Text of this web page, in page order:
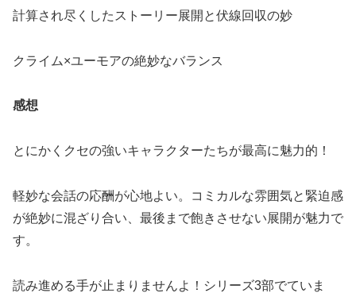
計算され尽くしたストーリー展開と伏線回収の妙
クライム×ユーモアの絶妙なバランス
感想
とにかくクセの強いキャラクターたちが最高に魅力的！
軽妙な会話の応酬が心地よい。コミカルな雰囲気と緊迫感
が絶妙に混ざり合い、最後まで飽きさせない展開が魅力で
す。
読み進める手が止まりませんよ！シリーズ3部でていま